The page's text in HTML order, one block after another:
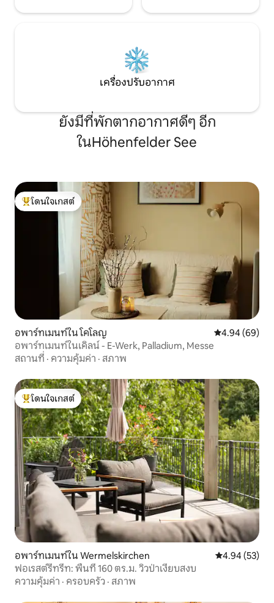
chance for recreation and jogging.
เครื่องปรับอากาศ
ยังมีที่พักตากอากาศดีๆ อีก
ในHöhenfelder See
โดนใจเกสต์ที่สุด
โดนใจเกสต์
อพาร์ทเมนท์ใน โคโลญ คะแนนเฉลี่ย
4.94 (69)
อพาร์ทเมนท์ในเคิลน์ - E-Werk, Palladium, Messe
สถานที่ · ความคุ้มค่า · สภาพ
โดนใจเกสต์ที่สุด
โดนใจเกสต์
อพาร์ทเมนท์ใน Wermelskirchen คะแนนเฉลี่ย
4.94 (53)
ฟอเรสต์รีทรีท: พื้นที่ 160 ตร.ม. วิวป่าเงียบสงบ
ความคุ้มค่า · ครอบครัว · สภาพ